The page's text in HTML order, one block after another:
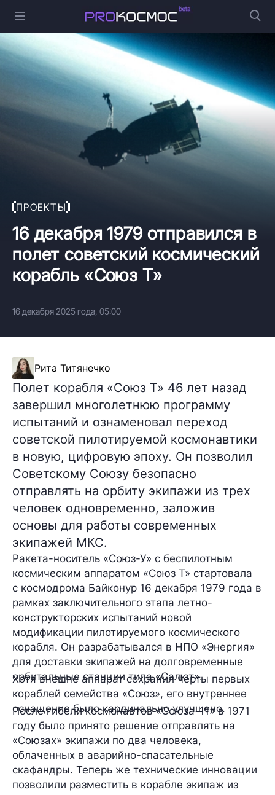
ПРОЕКТЫ
16 декабря 1979 отправился в
полет советский космический
корабль «Союз Т»
16 декабря 2025 года, 05:00
Рита Титянечко
Полет корабля «Союз Т» 46 лет назад
завершил многолетнюю программу
испытаний и ознаменовал переход
советской пилотируемой космонавтики
в новую, цифровую эпоху. Он позволил
Советскому Союзу безопасно
отправлять на орбиту экипажи из трех
человек одновременно, заложив
основы для работы современных
экипажей МКС.
Ракета-носитель «Союз-У» с беспилотным
космическим аппаратом «Союз Т» стартовала
с космодрома Байконур 16 декабря 1979 года в
рамках заключительного этапа летно-
конструкторских испытаний новой
модификации пилотируемого космического
корабля. Он разрабатывался в НПО «Энергия»
для доставки экипажей на долговременные
орбитальные станции типа «Салют».
Хотя внешне аппарат сохранил черты первых
кораблей семейства «Союз», его внутреннее
оснащение было кардинально улучшено.
После гибели космонавтов «Союза-11» в 1971
году было принято решение отправлять на
«Союзах» экипажи по два человека,
облаченных в аварийно-спасательные
скафандры. Теперь же технические инновации
позволили разместить в корабле экипаж из